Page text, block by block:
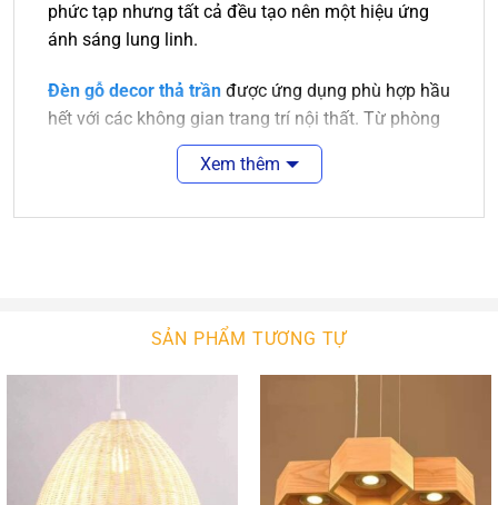
phức tạp nhưng tất cả đều tạo nên một hiệu ứng
ánh sáng lung linh.
Đèn gỗ decor thả trần được ứng dụng phù hợp hầu
hết với các không gian trang trí nội thất. Từ phòng
khách sang trọng đến nhà bếp hay phòng ngủ cần
sự ấm áp thì đều có những chiếc đèn gỗ phù hợp.
Với kiểu dáng và kích thước đa dạng,đèn gổ decor
Cho dù không gian có khô khan hay cứng nhắc
đến đâu thì sự xuất hiện của đèn trang trí cũng sẽ
mang đến sự cân bằng, tạo cảm giác nhẹ nhàng,
trang nhã và thanh thoát.
Xem thêm
SẢN PHẨM TƯƠNG TỰ